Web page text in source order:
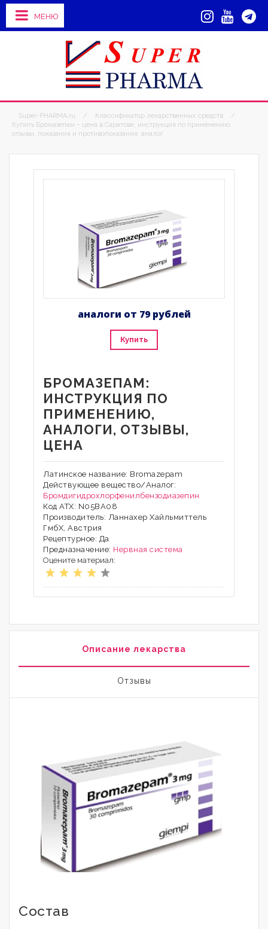
МЕНЮ
Super-PHARMA.ru / Классификатор лекарственных средств
/
Купить Бромазепам – цена в Саратове, инструкция по применению,
отзывы, показания и противопоказания, аналог
аналоги от 79 рублей
Купить
БРОМАЗЕПАМ:
ИНСТРУКЦИЯ ПО
ПРИМЕНЕНИЮ,
АНАЛОГИ, ОТЗЫВЫ,
ЦЕНА
Латинское название: Bromazepam
Действующее вещество/Аналог:
Бромдигидрохлорфенилбензодиазепин
Код АТХ: N05BA08
Производитель: Ланнахер Хайльмиттель
ГмбХ, Австрия
Рецептурное: Да
Предназначение: Нервная система
Оцените материал:
Описание лекарства
Отзывы
Состав